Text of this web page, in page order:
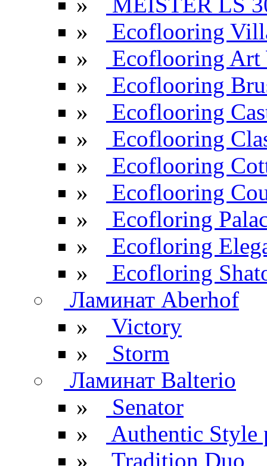
»
Ecoflooring
»
Ecoflooring Art
»
Ecoflooring
»
Ecoflooring
»
Ecoflooring
»
Ecoflooring
»
Ecoflooring
»
Ecofloring
»
Ecofloring
»
Ecofloring
Ламинат Aberhof
»
Victory
»
Storm
Ламинат Balterio
»
Senator
»
Authentic Style
»
Tradition Duo